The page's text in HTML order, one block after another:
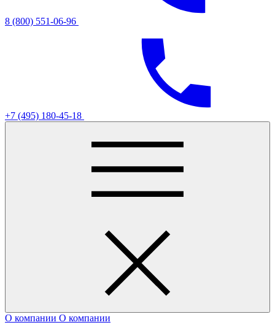
8 (800) 551-06-96
+7 (495) 180-45-18
О компании О компании